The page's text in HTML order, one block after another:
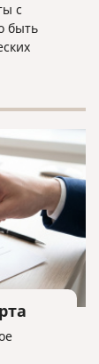
с
быть
с